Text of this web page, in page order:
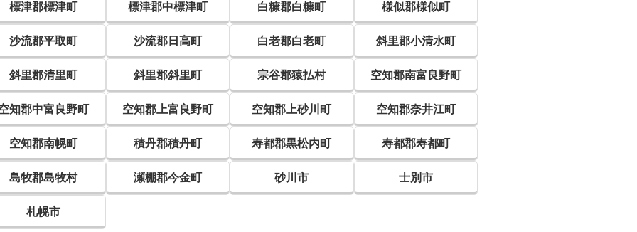
標津郡標津町 標津郡中標津町 白糠郡白糠町 様似郡様似町
沙流郡平取町 沙流郡日高町 白老郡白老町 斜里郡小清水町
斜里郡清里町 斜里郡斜里町 宗谷郡猿払村 空知郡南富良野町
知郡中富良野町 空知郡上富良野町 空知郡上砂川町 空知郡奈井江町
空知郡南幌町 積丹郡積丹町 寿都郡黒松内町 寿都郡寿都町
島牧郡島牧村 瀬棚郡今金町 砂川市 士別市
札幌市